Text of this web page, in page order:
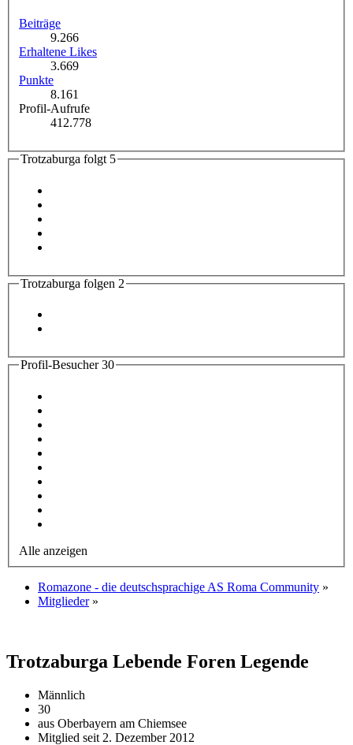
Beiträge
9.266
Erhaltene Likes
3.669
Punkte
8.161
Profil-Aufrufe
412.778
Trotzaburga folgt 5
Trotzaburga folgen 2
Profil-Besucher30
Alle anzeigen
Romazone - die deutschsprachige AS Roma Community »
Mitglieder »
Trotzaburga Lebende Foren Legende
Männlich
30
aus Oberbayern am Chiemsee
Mitglied seit 2. Dezember 2012